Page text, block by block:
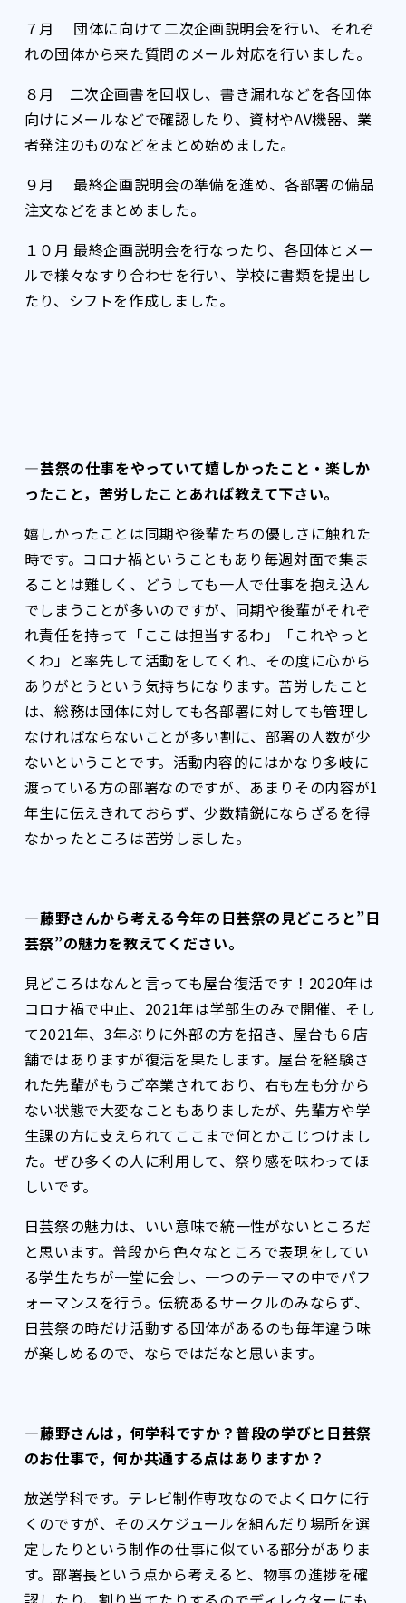
７月 団体に向けて二次企画説明会を行い、それぞ
れの団体から来た質問のメール対応を行いました。
８月 二次企画書を回収し、書き漏れなどを各団体
向けにメールなどで確認したり、資材やAV機器、業
者発注のものなどをまとめ始めました。
９月 最終企画説明会の準備を進め、各部署の備品
注文などをまとめました。
１０月 最終企画説明会を行なったり、各団体とメー
ルで様々なすり合わせを行い、学校に書類を提出し
たり、シフトを作成しました。
――――芸祭の仕事をやっていて嬉しかったこと・楽しか
ったこと，苦労したことあれば教えて下さい。
嬉しかったことは同期や後輩たちの優しさに触れた
時です。コロナ禍ということもあり毎週対面で集ま
ることは難しく、どうしても一人で仕事を抱え込ん
でしまうことが多いのですが、同期や後輩がそれぞ
れ責任を持って「ここは担当するわ」「これやっと
くわ」と率先して活動をしてくれ、その度に心から
ありがとうという気持ちになります。苦労したこと
は、総務は団体に対しても各部署に対しても管理し
なければならないことが多い割に、部署の人数が少
ないということです。活動内容的にはかなり多岐に
渡っている方の部署なのですが、あまりその内容が1
年生に伝えきれておらず、少数精鋭にならざるを得
なかったところは苦労しました。
――――藤野さんから考える今年の日芸祭の見どころと”日
芸祭”の魅力を教えてください。
見どころはなんと言っても屋台復活です！2020年は
コロナ禍で中止、2021年は学部生のみで開催、そし
て2021年、3年ぶりに外部の方を招き、屋台も６店
舗ではありますが復活を果たします。屋台を経験さ
れた先輩がもうご卒業されており、右も左も分から
ない状態で大変なこともありましたが、先輩方や学
生課の方に支えられてここまで何とかこじつけまし
た。ぜひ多くの人に利用して、祭り感を味わってほ
しいです。
日芸祭の魅力は、いい意味で統一性がないところだ
と思います。普段から色々なところで表現をしてい
る学生たちが一堂に会し、一つのテーマの中でパフ
ォーマンスを行う。伝統あるサークルのみならず、
日芸祭の時だけ活動する団体があるのも毎年違う味
が楽しめるので、ならではだなと思います。
――――藤野さんは，何学科ですか？普段の学びと日芸祭
のお仕事で，何か共通する点はありますか？
放送学科です。テレビ制作専攻なのでよくロケに行
くのですが、そのスケジュールを組んだり場所を選
定したりという制作の仕事に似ている部分がありま
す。部署長という点から考えると、物事の進捗を確